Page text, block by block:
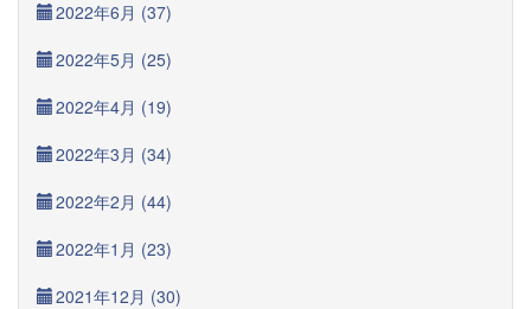
2022年6月 (37)
2022年5月 (25)
2022年4月 (19)
2022年3月 (34)
2022年2月 (44)
2022年1月 (23)
2021年12月 (30)